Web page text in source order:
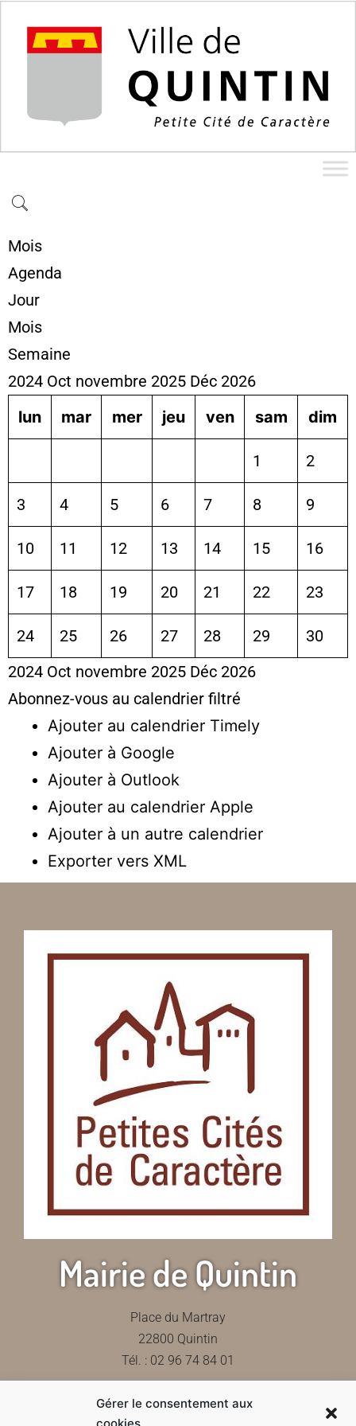
Gérer le consentement aux
Mois
Agenda
Jour
Mois
Semaine
2024 Oct novembre 2025 Déc 2026
lun
mar mer jeu ven sam dim
1 2
3 4 5 6 7 8 9
10 11 12 13 14 15 16
17 18 19 20 21 22 23
24 25 26 27 28 29
30
2024 Oct novembre 2025 Déc 2026
Abonnez-vous au calendrier filtré
Ajouter au calendrier Timely
Ajouter à Google
Ajouter à Outlook
Ajouter au calendrier Apple
Ajouter à un autre calendrier
Exporter vers XML
Mairie de Quintin
Place du Martray
22800 Quintin
Tél. : 02 96 74 84 01
Contactez-nous